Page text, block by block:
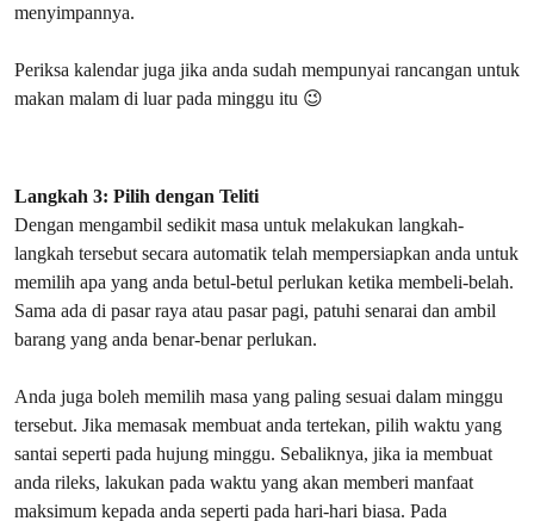
menyimpannya.
Periksa kalendar juga jika anda sudah mempunyai rancangan untuk
makan malam di luar pada minggu itu 😉
Langkah 3: Pilih dengan Teliti
Dengan mengambil sedikit masa untuk melakukan langkah-
langkah tersebut secara automatik telah mempersiapkan anda untuk
memilih apa yang anda betul-betul perlukan ketika membeli-belah.
Sama ada di pasar raya atau pasar pagi, patuhi senarai dan ambil
barang yang anda benar-benar perlukan.
Anda juga boleh memilih masa yang paling sesuai dalam minggu
tersebut. Jika memasak membuat anda tertekan, pilih waktu yang
santai seperti pada hujung minggu. Sebaliknya, jika ia membuat
anda rileks, lakukan pada waktu yang akan memberi manfaat
maksimum kepada anda seperti pada hari-hari biasa. Pada